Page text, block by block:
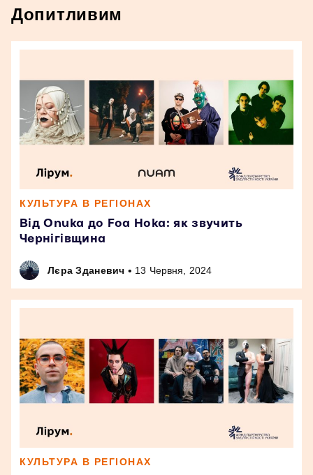
Допитливим
КУЛЬТУРА В РЕГІОНАХ
Від Onuka до Foa Hoka: як звучить
Чернігівщина
Лєра Зданевич • 13 Червня, 2024
КУЛЬТУРА В РЕГІОНАХ